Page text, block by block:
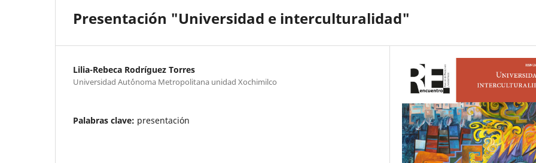
Presentación "Universidad e interculturalidad"
Lilia-Rebeca Rodríguez Torres
Universidad Aut´ónoma Metropolitana unidad Xochimilco
Palabras clave: presentación